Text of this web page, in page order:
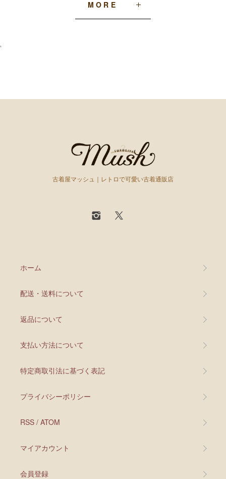
MORE
‘
古着屋マッシュ｜レトロで可愛い古着通販店
ホーム
配送・送料について
返品について
支払い方法について
特定商取引法に基づく表記
プライバシーポリシー
RSS / ATOM
マイアカウント
会員登録